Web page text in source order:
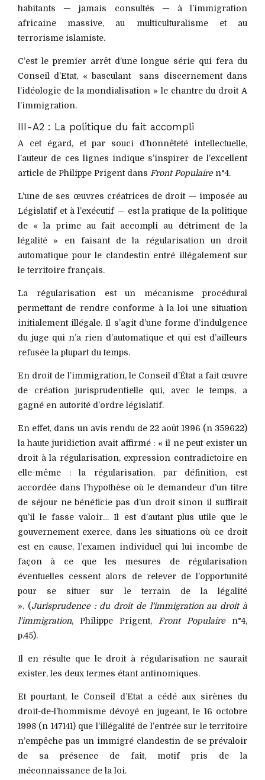
habitants — jamais consultés — à l’immigration
africaine massive, au multiculturalisme et au
terrorisme islamiste.
C’est le premier arrêt d’une longue série qui fera du
Conseil d’Etat, « basculant sans discernement dans
l’idéologie de la mondialisation » le chantre du droit A
l’immigration.
III-A2 : La politique du fait accompli
A cet égard, et par souci d’honnêteté intellectuelle,
l’auteur de ces lignes indique s’inspirer de l’excellent
article de Philippe Prigent dans Front Populaire n°4.
L’une de ses œuvres créatrices de droit — imposée au
Législatif et à l’exécutif — est la pratique de la politique
de « la prime au fait accompli au détriment de la
légalité » en faisant de la régularisation un droit
automatique pour le clandestin entré illégalement sur
le territoire français.
La régularisation est un mécanisme procédural
permettant de rendre conforme à la loi une situation
initialement illégale. Il s’agit d’une forme d’indulgence
du juge qui n’a rien d’automatique et qui est d’ailleurs
refusée la plupart du temps.
En droit de l’immigration, le Conseil d’État a fait œuvre
de création jurisprudentielle qui, avec le temps, a
gagné en autorité d’ordre législatif.
En effet, dans un avis rendu de 22 août 1996 (n 359622)
la haute juridiction avait affirmé : « il ne peut exister un
droit à la régularisation, expression contradictoire en
elle-même : la régularisation, par définition, est
accordée dans l’hypothèse où le demandeur d’un titre
de séjour ne bénéficie pas d’un droit sinon il suffirait
qu’il le fasse valoir… Il est d’autant plus utile que le
gouvernement exerce, dans les situations où ce droit
est en cause, l’examen individuel qui lui incombe de
façon à ce que les mesures de régularisation
éventuelles cessent alors de relever de l’opportunité
pour se situer sur le terrain de la légalité
». (Jurisprudence : du droit de l’immigration au droit à
l’immigration, Philippe Prigent, Front Populairen°4,
p.45).
Il en résulte que le droit à régularisation ne saurait
exister, les deux termes étant antinomiques.
Et pourtant, le Conseil d’Etat a cédé aux sirènes du
droit-de-l’hommisme dévoyé en jugeant, le 16 octobre
1998 (n 147141) que l’illégalité de l’entrée sur le territoire
n’empêche pas un immigré clandestin de se prévaloir
de sa présence de fait, motif pris de la
méconnaissance de la loi.